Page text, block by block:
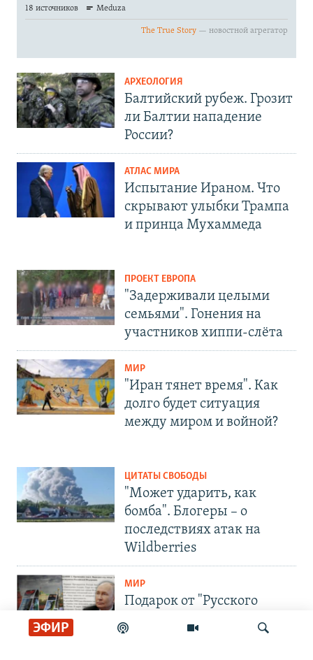
ЭФИР
АРХЕОЛОГИЯ
Балтийский рубеж. Грозит
ли Балтии нападение
России?
АТЛАС МИРА
Испытание Ираном. Что
скрывают улыбки Трампа
и принца Мухаммеда
ПРОЕКТ ЕВРОПА
"Задерживали целыми
семьями". Гонения на
участников хиппи-слёта
МИР
"Иран тянет время". Как
долго будет ситуация
между миром и войной?
ЦИТАТЫ СВОБОДЫ
"Может ударить, как
бомба". Блогеры – о
последствиях атак на
Wildberries
МИР
Подарок от "Русского
мира". Какие книги
Москва предлагает сербам